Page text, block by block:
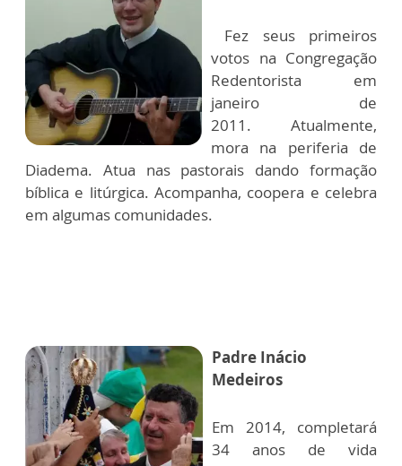
Fez seus primeiros
votos na Congregação
Redentorista em
janeiro de
2011. Atualmente,
mora na periferia de
Diadema. Atua nas pastorais dando formação
bíblica e litúrgica. Acompanha, coopera e celebra
em algumas comunidades.
Padre Inácio
Medeiros
Em 2014, completará
34 anos de vida